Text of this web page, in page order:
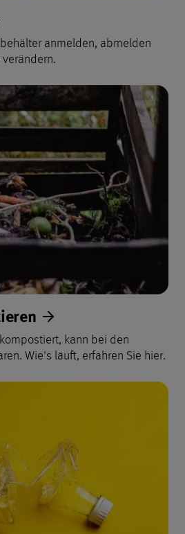
anmelden, abmelden
kann bei den
Wie's läuft, erfahren Sie hier.